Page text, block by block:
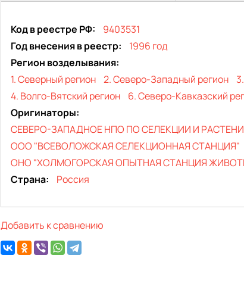
Код в реестре РФ
9403531
Год внесения в реестр
1996 год
Регион возделывания
1. Северный регион 2. Северо-Западный регион
4. Волго-Вятский регион
6. Северо-Кавказский
Оригинаторы
СЕВЕРО-ЗАПАДНОЕ НПО ПО СЕЛЕКЦИИ И
ООО "ВСЕВОЛОЖСКАЯ СЕЛЕКЦИОННАЯ СТАНЦИЯ"
ОНО "ХОЛМОГОРСКАЯ ОПЫТНАЯ СТАНЦИЯ
Страна
Россия
Добавить к сравнению